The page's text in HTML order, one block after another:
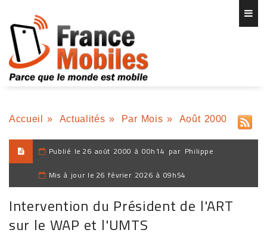
Accueil » Actualités » Par Mois » Août 2000
Publié le 26 août 2000 à 00h14 par Philippe
Mis à jour le 26 février 2026 à 09h54
Intervention du Président de l'ART
sur le WAP et l'UMTS